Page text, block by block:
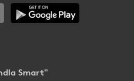
Smart"